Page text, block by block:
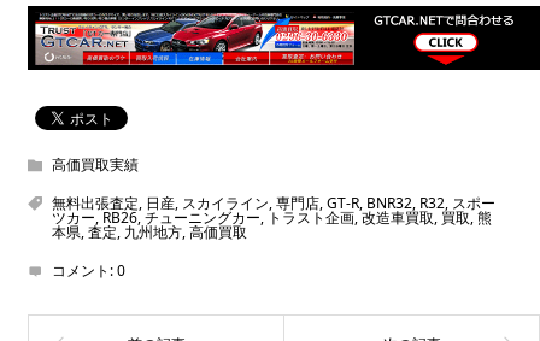
高価買取実績
無料出張査定, 日産, スカイライン,専門店,GT-R, BNR32, R32, スポー
ツカー,RB26,チューニングカー, トラスト企画,改造車買取, 買取,熊
本県,査定, 九州地方,高価買取
コメント:0